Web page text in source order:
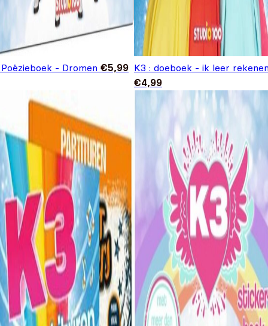
- Dromen €5,99 K3 : doeboek - ik leer
€4,99